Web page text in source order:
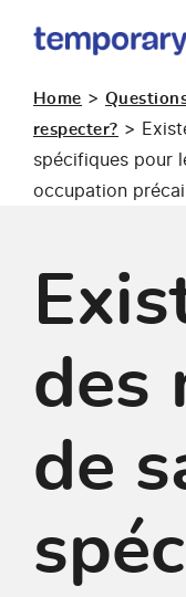
occupation
Home >
respecter? >
spécifiques pour
occupation
des
de